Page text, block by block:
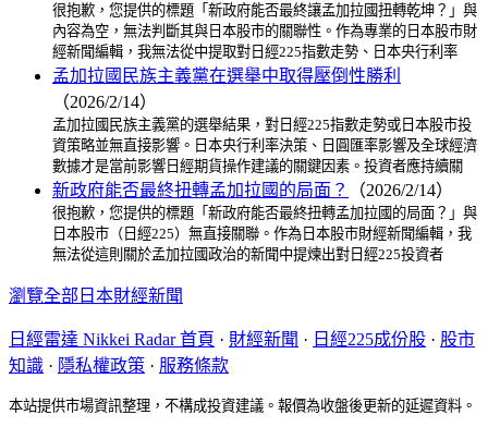
很抱歉，您提供的標題「新政府能否最終讓孟加拉國扭轉乾坤？」與
內容為空，無法判斷其與日本股市的關聯性。作為專業的日本股市財
經新聞編輯，我無法從中提取對日經225指數走勢、日本央行利率
孟加拉國民族主義黨在選舉中取得壓倒性勝利
（2026/2/14）
孟加拉國民族主義黨的選舉結果，對日經225指數走勢或日本股市投
資策略並無直接影響。日本央行利率決策、日圓匯率影響及全球經濟
數據才是當前影響日經期貨操作建議的關鍵因素。投資者應持續關
新政府能否最終扭轉孟加拉國的局面？ （2026/2/14）
很抱歉，您提供的標題「新政府能否最終扭轉孟加拉國的局面？」與
日本股市（日經225）無直接關聯。作為日本股市財經新聞編輯，我
無法從這則關於孟加拉國政治的新聞中提煉出對日經225投資者
瀏覽全部日本財經新聞
日經雷達 Nikkei Radar 首頁 · 財經新聞 · 日經225成份股 · 股市
知識 · 隱私權政策 · 服務條款
本站提供市場資訊整理，不構成投資建議。報價為收盤後更新的延遲資料。